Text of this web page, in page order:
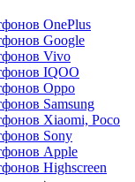
OnePlus
Google
Vivo
IQOO
Oppo
Samsung
Xiaomi, Poco
Sony
Apple
Highscreen